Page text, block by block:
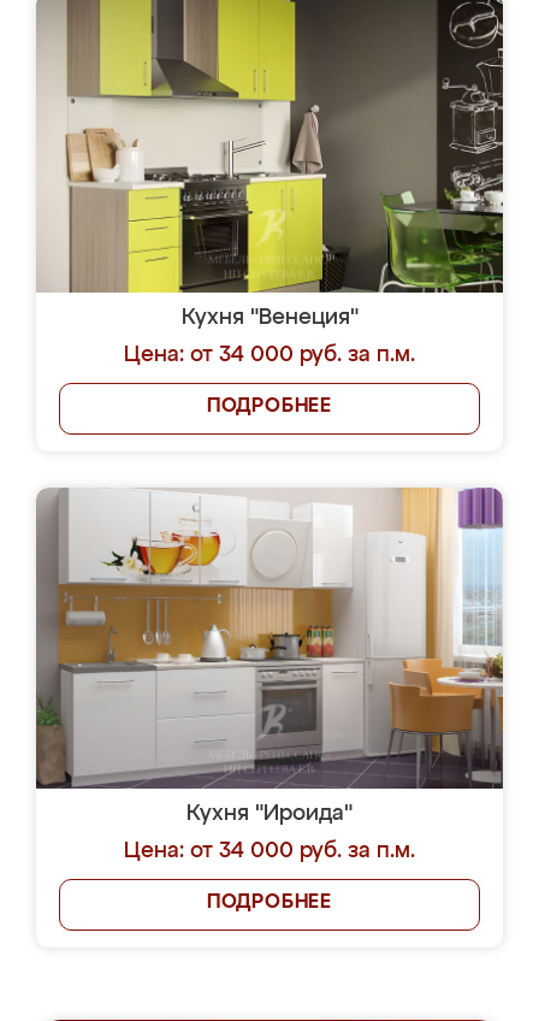
Кухня "Венеция"
Цена: от 34 000 руб. за п.м.
ПОДРОБНЕЕ
Кухня "Ироида"
Цена: от 34 000 руб. за п.м.
ПОДРОБНЕЕ